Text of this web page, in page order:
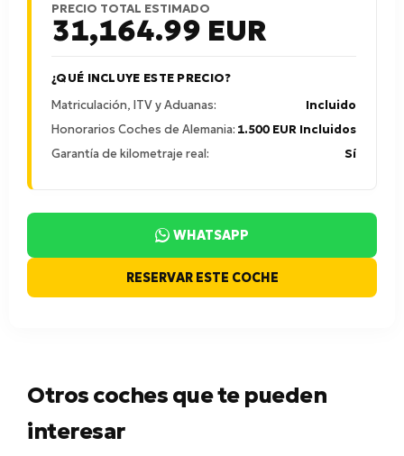
PRECIO TOTAL ESTIMADO
31,164.99 EUR
¿QUÉ INCLUYE ESTE PRECIO?
Matriculación, ITV y Aduanas:
Incluido
Honorarios Coches de Alemania: 1.500 EUR Incluidos
Garantía de kilometraje real:
Sí
WHATSAPP
RESERVAR ESTE COCHE
Otros coches que te pueden
interesar